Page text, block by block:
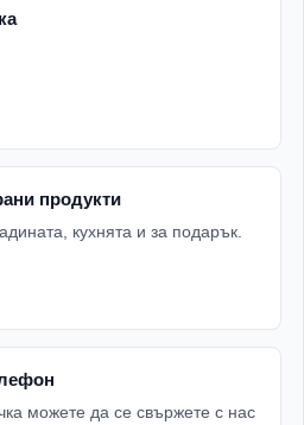
продукти
кухнята и за подарък.
можете да се свържете с нас